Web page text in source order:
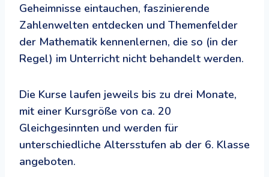
Geheimnisse eintauchen, faszinierende
Zahlenwelten entdecken und Themenfelder
der Mathematik kennenlernen, die so (in der
Regel) im Unterricht nicht behandelt werden.
Die Kurse laufen jeweils bis zu drei Monate,
mit einer Kursgröße von ca. 20
Gleichgesinnten und werden für
unterschiedliche Altersstufen ab der 6. Klasse
angeboten.